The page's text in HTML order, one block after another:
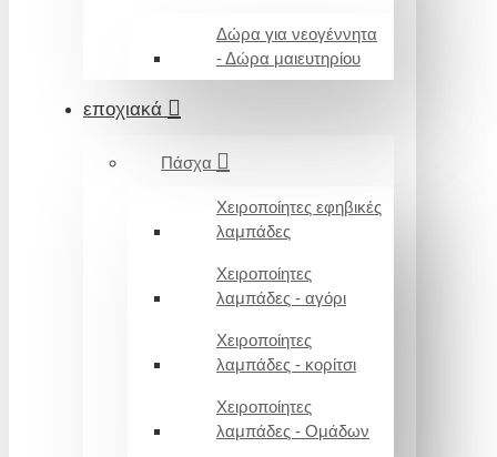
Δώρα για νεογέννητα
- Δώρα μαιευτηρίου
εποχιακά
Πάσχα
Χειροποίητες εφηβικές
λαμπάδες
Χειροποίητες
λαμπάδες - αγόρι
Χειροποίητες
λαμπάδες - κορίτσι
Χειροποίητες
λαμπάδες - Ομάδων